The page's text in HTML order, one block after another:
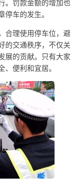
。罚款金额的增加也
车的发生。
合理使用停车位，避
的交通秩序，不仅关
展的贡献。只有大家
便利和宜居。